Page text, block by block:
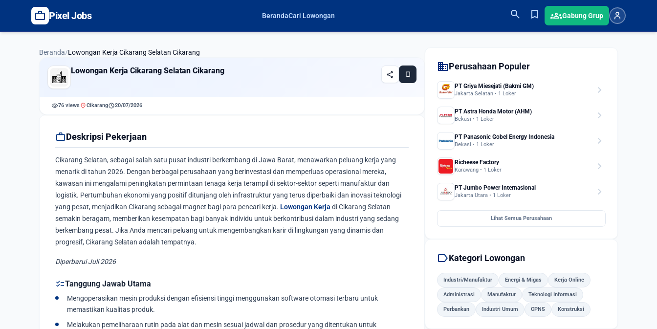
work Pixel Jobs BerandaCari Lowongan search bookmark groupsGabung Grup
Beranda/Lowongan Kerja Cikarang Selatan Cikarang
Lowongan Kerja Cikarang Selatan Cikarang share bookmark
visibility76 viewslocation_onCikarangschedule20/07/2026
workDeskripsi Pekerjaan
Cikarang Selatan, sebagai salah satu pusat industri berkembang di Jawa Barat, menawarkan peluang kerja yang
menarik di tahun 2026. Dengan berbagai perusahaan yang berinvestasi dan memperluas operasional mereka,
kawasan ini mengalami peningkatan permintaan tenaga kerja terampil di sektor-sektor seperti manufaktur dan
logistik. Pertumbuhan ekonomi yang positif ditunjang oleh infrastruktur yang terus diperbaiki dan inovasi teknologi
yang pesat, menjadikan Cikarang sebagai magnet bagi para pencari kerja. Lowongan Kerja di Cikarang Selatan
semakin beragam, memberikan kesempatan bagi banyak individu untuk berkontribusi dalam industri yang sedang
berkembang pesat. Jika Anda mencari peluang untuk mengembangkan karir di lingkungan yang dinamis dan
progresif, Cikarang Selatan adalah tempatnya.
Diperbarui Juli 2026
checklistTanggung Jawab Utama
Mengoperasikan mesin produksi dengan efisiensi tinggi menggunakan software otomasi terbaru untuk
memastikan kualitas produk.
Melakukan pemeliharaan rutin pada alat dan mesin sesuai jadwal dan prosedur yang ditentukan untuk
domainPerusahaan Populer
PT Griya Miesejati (Bakmi GM)
Jakarta Selatan • 1 Loker chevron_right
PT Astra Honda Motor (AHM)
Bekasi • 1 Loker chevron_right
PT Panasonic Gobel Energy Indonesia
Bekasi • 1 Loker chevron_right
Richeese Factory
Karawang • 1 Loker chevron_right
PT Jumbo Power Internasional
Jakarta Utara • 1 Loker chevron_right
Lihat Semua Perusahaan
labelKategori Lowongan
Industri/Manufaktur Energi & Migas Kerja Online
Administrasi Manufaktur Teknologi Informasi
Perbankan Industri Umum CPNS Konstruksi